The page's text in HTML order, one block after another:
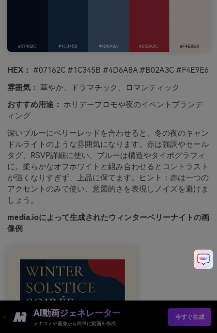
HEX： #07162C #1C345B #4D6A8A #B02A3C #F4E9E6
雰囲気： 華やか、ドラマチック、ロマンティック
おすすめ用途： ホリデープロモや夜のイベントブランデ
ィング
深いブルーにベリーレッドを合わせると、冬の夜のキャン
ドルライトのような雰囲気になります。赤は強調やセール
タグ、RSVP詳細に使い、ブルーは構造やタイポグラフィ
に。柔らかなオフホワイトと組み合わせるとコントラスト
が強くなりすぎず、上品に保てます。ヒント：赤は一つの
アクセントのみで使い、意図的さを表現しノイズを避けま
しょう。
media.ioによって生成されたウィンターベリーナイトの画
像例
AI動画ジェネレーター
テキストや画像から簡単に動画を作成
今すぐ生成